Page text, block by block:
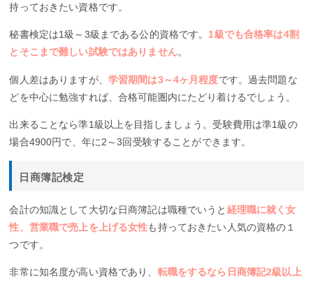
持っておきたい資格です。
秘書検定は1級～3級まである公的資格です。 1級でも合格率は4割
とそこまで難しい試験ではありません。
個人差はありますが、 学習期間は3～4ヶ月程度です。過去問題な
どを中心に勉強すれば、合格可能圏内にたどり着けるでしょう。
出来ることなら準1級以上を目指しましょう。受験費用は準1級の
場合4900円で、年に2～3回受験することができます。
日商簿記検定
会計の知識として大切な日商簿記は職種でいうと 経理職に就く女
性、営業職で売上を上げる女性も持っておきたい人気の資格の１
つです。
非常に知名度が高い資格であり、 転職をするなら日商簿記2級以上